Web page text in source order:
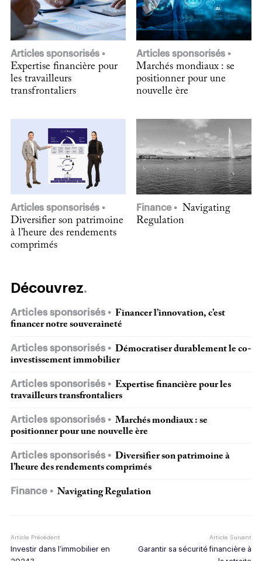
Articles sponsorisés
Expertise financière pour
les travailleurs
transfrontaliers
Articles sponsorisés
Marchés mondiaux : se
positionner pour une
nouvelle ère
Articles sponsorisés
Diversifier son patrimoine
à l’heure des rendements
comprimés
Finance
Navigating
Regulation
Découvrez
Articles sponsorisés
Financer l’innovation, c’est
financer notre souveraineté
Articles sponsorisés
Démocratiser durablement le co-
investissement immobilier
Articles sponsorisés
Expertise financière pour les
travailleurs transfrontaliers
Articles sponsorisés
Marchés mondiaux : se
positionner pour une nouvelle ère
Articles sponsorisés
Diversifier son patrimoine à
l’heure des rendements comprimés
Finance Navigating Regulation
Article Précédent
Investir dans l’immobilier en
Article Suivant
Garantir sa sécurité financière à